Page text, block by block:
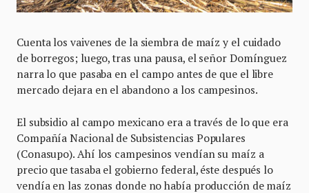
Cuenta los vaivenes de la siembra de maíz y el cuidado
de borregos; luego, tras una pausa, el señor Domínguez
narra lo que pasaba en el campo antes de que el libre
mercado dejara en el abandono a los campesinos.
El subsidio al campo mexicano era a través de lo que era
Compañía Nacional de Subsistencias Populares
(Conasupo). Ahí los campesinos vendían su maíz a
precio que tasaba el gobierno federal, éste después lo
vendía en las zonas donde no había producción de maíz